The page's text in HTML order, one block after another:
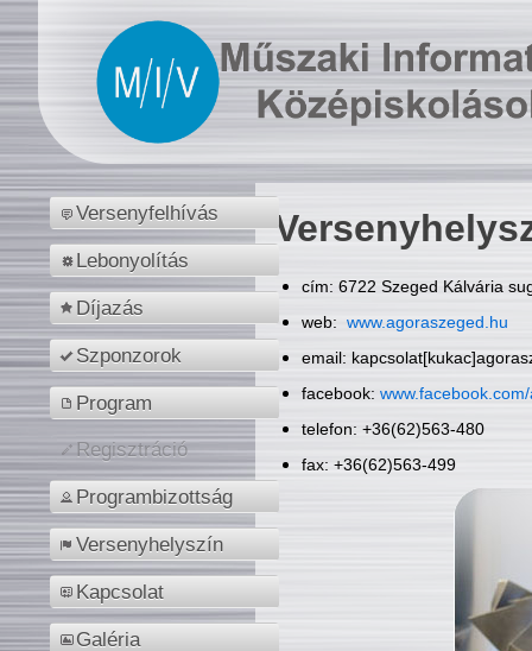
Versenyfelhívás
Lebonyolítás
Díjazás
Szponzorok
Program
Regisztráció
Programbizottság
Versenyhelyszín
Kapcsolat
Galéria
cím: 6722 Szeged Kálvária
web: www.agoraszeged.hu
email:
facebook:
telefon: +36(62)563-480
fax: +36(62)563-499